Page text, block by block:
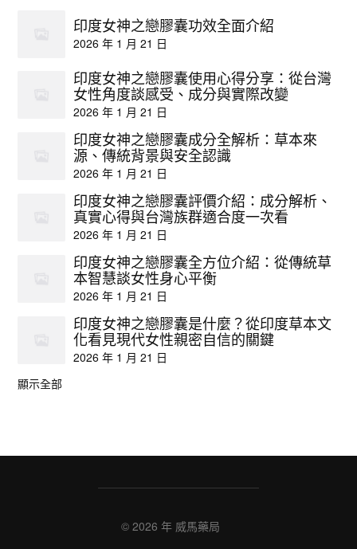
印度女神之戀膠囊功效全面介紹
2026 年 1 月 21 日
印度女神之戀膠囊使用心得分享：從台灣
女性角度談感受、成分與實際改變
2026 年 1 月 21 日
印度女神之戀膠囊成分全解析：草本來
源、傳統背景與安全認識
2026 年 1 月 21 日
印度女神之戀膠囊評價介紹：成分解析、
真實心得與台灣族群適合度一次看
2026 年 1 月 21 日
印度女神之戀膠囊全方位介紹：從傳統草
本智慧談女性身心平衡
2026 年 1 月 21 日
印度女神之戀膠囊是什麼？從印度草本文
化看見現代女性親密自信的關鍵
2026 年 1 月 21 日
顯示全部
© 2026 年 威馬藥局